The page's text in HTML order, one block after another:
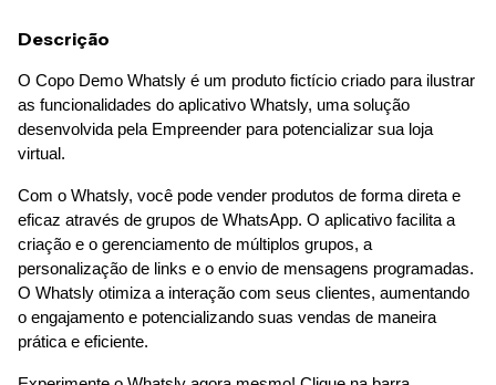
Descrição
O Copo Demo Whatsly é um produto fictício criado para ilustrar
as funcionalidades do aplicativo Whatsly, uma solução
desenvolvida pela Empreender para potencializar sua loja
virtual.
Com o Whatsly, você pode vender produtos de forma direta e
eficaz através de grupos de WhatsApp. O aplicativo facilita a
criação e o gerenciamento de múltiplos grupos, a
personalização de links e o envio de mensagens programadas.
O Whatsly otimiza a interação com seus clientes, aumentando
o engajamento e potencializando suas vendas de maneira
prática e eficiente.